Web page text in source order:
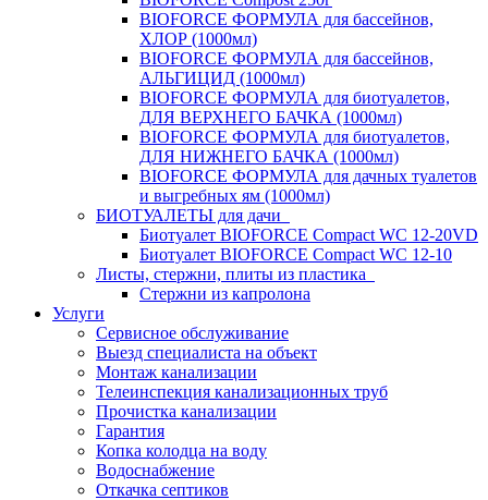
BIOFORCE ФОРМУЛА для бассейнов,
ХЛОР (1000мл)
BIOFORCE ФОРМУЛА для бассейнов,
АЛЬГИЦИД (1000мл)
BIOFORCE ФОРМУЛА для биотуалетов,
ДЛЯ ВЕРХНЕГО БАЧКА (1000мл)
BIOFORCE ФОРМУЛА для биотуалетов,
ДЛЯ НИЖНЕГО БАЧКА (1000мл)
BIOFORCE ФОРМУЛА для дачных туалетов
и выгребных ям (1000мл)
БИОТУАЛЕТЫ для дачи
Биотуалет BIOFORCE Compact WC 12-20VD
Биотуалет BIOFORCE Compact WC 12-10
Листы, стержни, плиты из пластика
Стержни из капролона
Услуги
Сервисное обслуживание
Выезд специалиста на объект
Монтаж канализации
Телеинспекция канализационных труб
Прочистка канализации
Гарантия
Копка колодца на воду
Водоснабжение
Откачка септиков